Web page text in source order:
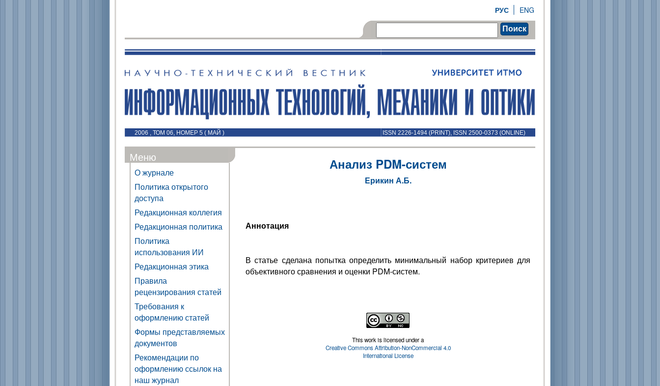
ENG
РУС
Поиск
2006 , ТОМ 06, НОМЕР 5 ( МАЙ ) ISSN 2226-1494 (PRINT), ISSN 2500-0373 (ONLINE)
Меню
О журнале
Политика открытого
доступа
Редакционная коллегия
Редакционная политика
Политика
использования ИИ
Редакционная этика
Правила
рецензирования статей
Требования к
оформлению статей
Формы представляемых
документов
Рекомендации по
оформлению ссылок на
наш журнал
Анализ PDM-систем
Ерикин А.Б.
Аннотация
В статье сделана попытка определить минимальный набор критериев для
объективного сравнения и оценки PDM-систем.
This work is licensed under a
Creative Commons Attribution-NonCommercial 4.0
International License